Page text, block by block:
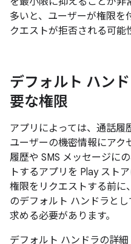
多いと、ユーザーが権限を
クエストが拒否される可能
デフォルト ハン
要な権限
アプリによっては、通話履
ユーザーの機密情報にアク
履歴や SMS メッセージに
トするアプリを Play スト
権限をリクエストする前に
のデフォルト ハンドラ と
求める必要があります。
デフォルト ハンドラの詳